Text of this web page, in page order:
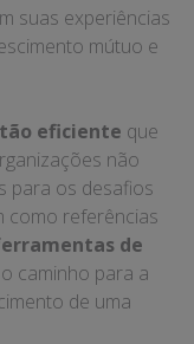
suas experiências
mútuo e
eficiente que
não
para os desafios
como referências
de
caminho para a
de uma